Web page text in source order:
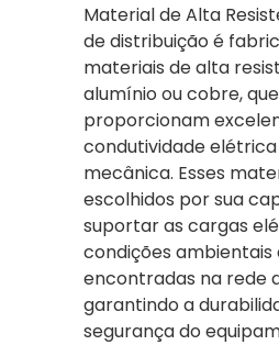
Material de Alta
de distribuição é
materiais de alta
alumínio ou cobre, que
proporcionam
condutividade
mecânica. Esses
escolhidos por sua
suportar as cargas
condições ambientais
encontradas na rede
garantindo a
segurança do